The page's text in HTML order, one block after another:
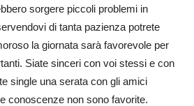
sorgere piccoli problemi in
di tanta pazienza potrete
la giornata sarà favorevole per
Siate sinceri con voi stessi e con
single una serata con gli amici
conoscenze non sono favorite.